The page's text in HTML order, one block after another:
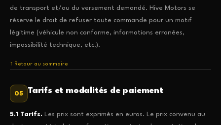
de transport et/ou du versement demandé. Hive Motors se
réserve le droit de refuser toute commande pour un motif
légitime (véhicule non conforme, informations erronées,
impossibilité technique, etc.).
↑ Retour au sommaire
05 Tarifs et modalités de paiement
5.1 Tarifs. Les prix sont exprimés en euros. Le prix convenu au